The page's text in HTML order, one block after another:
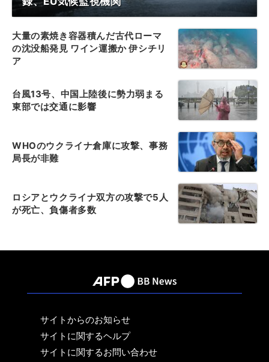
大量の素焼き容器積んだ古代ローマ
の沈没船発見 ワイン運搬か 伊シチリ
ア
台風13号、中国上陸後に勢力弱まる
東部では交通に影響
WHOのウクライナ倉庫に攻撃、事務
局長が非難
ロシアとウクライナ双方の攻撃で5人
が死亡、負傷者多数
サイトからのお知らせ
サイトに関するヘルプ
サイトに関するお問い合わせ